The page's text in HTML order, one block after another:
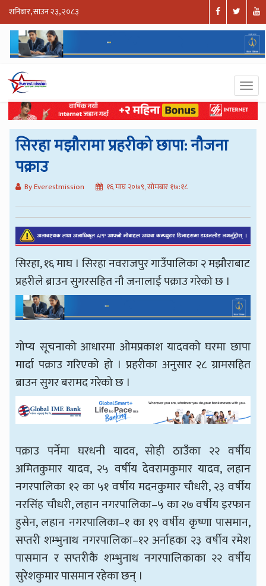
शनिबार, साउन २३, २०८३
सिरहा मझौरामा प्रहरीको छापा: नौजना
पक्राउ
By Everestmission १६ माघ २०७९, सोमबार १७:१८
सिरहा, १६ माघ । सिरहा नवराजपुर गाउँपालिका २ मझौराबाट
प्रहरीले ब्राउन सुगरसहित नौ जनालाई पक्राउ गरेको छ ।
गोप्य सूचनाको आधारमा ओमप्रकाश यादवको घरमा छापा
मार्दा पक्राउ गरिएको हो । प्रहरीका अनुसार २८ ग्रामसहित
ब्राउन सुगर बरामद गरेको छ ।
पक्राउ पर्नेमा घरधनी यादव, सोही ठाउँका २२ वर्षीय
अमितकुमार यादव, २५ वर्षीय देवरामकुमार यादव, लहान
नगरपालिका १२ का ५१ वर्षीय मदनकुमार चौधरी, २३ वर्षीय
नरसिंह चौधरी, लहान नगरपालिका–५ का २७ वर्षीय इरफान
हुसेन, लहान नगरपालिका–१ का १९ वर्षीय कृष्णा पासमान,
सप्तरी शम्भुनाथ नगरपालिका–१२ अर्नाहका २३ वर्षीय रमेश
पासमान र सप्तरीकै शम्भुनाथ नगरपालिकाका २२ वर्षीय
सुरेशकुमार पासमान रहेका छन् ।